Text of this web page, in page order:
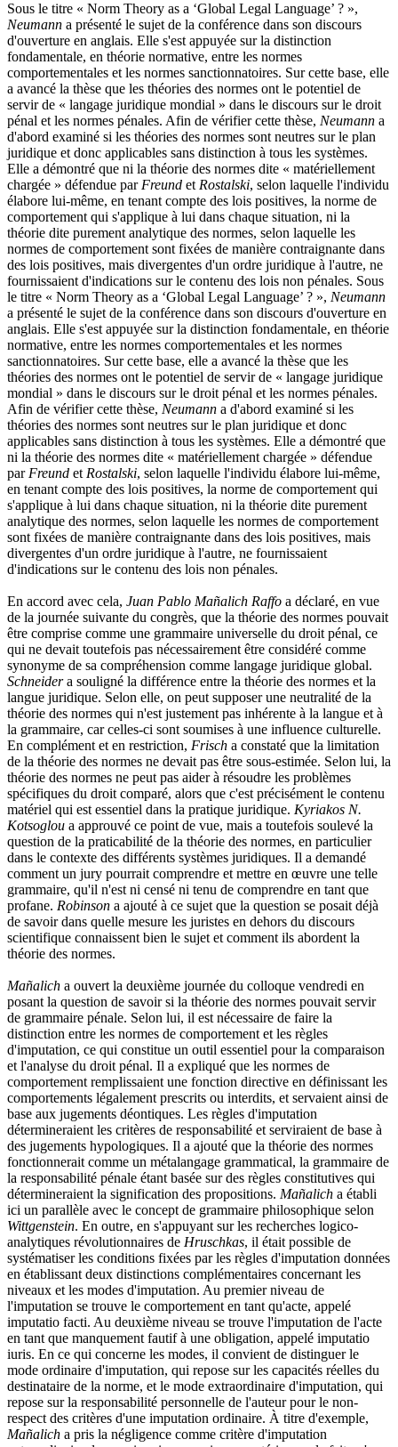
Sous le titre « Norm Theory as a ‘Global Legal Language’ ? »,
Neumann a présenté le sujet de la conférence dans son discours
d'ouverture en anglais. Elle s'est appuyée sur la distinction
fondamentale, en théorie normative, entre les normes
comportementales et les normes sanctionnatoires. Sur cette base, elle
a avancé la thèse que les théories des normes ont le potentiel de
servir de « langage juridique mondial » dans le discours sur le droit
pénal et les normes pénales. Afin de vérifier cette thèse, Neumann a
d'abord examiné si les théories des normes sont neutres sur le plan
juridique et donc applicables sans distinction à tous les systèmes.
Elle a démontré que ni la théorie des normes dite « matériellement
chargée » défendue par Freund et Rostalski, selon laquelle l'individu
élabore lui-même, en tenant compte des lois positives, la norme de
comportement qui s'applique à lui dans chaque situation, ni la
théorie dite purement analytique des normes, selon laquelle les
normes de comportement sont fixées de manière contraignante dans
des lois positives, mais divergentes d'un ordre juridique à l'autre, ne
fournissaient d'indications sur le contenu des lois non pénales. Sous
le titre « Norm Theory as a ‘Global Legal Language’ ? », Neumann
a présenté le sujet de la conférence dans son discours d'ouverture en
anglais. Elle s'est appuyée sur la distinction fondamentale, en théorie
normative, entre les normes comportementales et les normes
sanctionnatoires. Sur cette base, elle a avancé la thèse que les
théories des normes ont le potentiel de servir de « langage juridique
mondial » dans le discours sur le droit pénal et les normes pénales.
Afin de vérifier cette thèse, Neumann a d'abord examiné si les
théories des normes sont neutres sur le plan juridique et donc
applicables sans distinction à tous les systèmes. Elle a démontré que
ni la théorie des normes dite « matériellement chargée » défendue
par Freund et Rostalski, selon laquelle l'individu élabore lui-même,
en tenant compte des lois positives, la norme de comportement qui
s'applique à lui dans chaque situation, ni la théorie dite purement
analytique des normes, selon laquelle les normes de comportement
sont fixées de manière contraignante dans des lois positives, mais
divergentes d'un ordre juridique à l'autre, ne fournissaient
d'indications sur le contenu des lois non pénales.
En accord avec cela, Juan Pablo Mañalich Raffo a déclaré, en vue
de la journée suivante du congrès, que la théorie des normes pouvait
être comprise comme une grammaire universelle du droit pénal, ce
qui ne devait toutefois pas nécessairement être considéré comme
synonyme de sa compréhension comme langage juridique global.
Schneidera souligné la différence entre la théorie des normes et la
langue juridique. Selon elle, on peut supposer une neutralité de la
théorie des normes qui n'est justement pas inhérente à la langue et à
la grammaire, car celles-ci sont soumises à une influence culturelle.
En complément et en restriction, Frisch a constaté que la limitation
de la théorie des normes ne devait pas être sous-estimée. Selon lui, la
théorie des normes ne peut pas aider à résoudre les problèmes
spécifiques du droit comparé, alors que c'est précisément le contenu
matériel qui est essentiel dans la pratique juridique. Kyriakos N.
Kotsoglou a approuvé ce point de vue, mais a toutefois soulevé la
question de la praticabilité de la théorie des normes, en particulier
dans le contexte des différents systèmes juridiques. Il a demandé
comment un jury pourrait comprendre et mettre en œuvre une telle
grammaire, qu'il n'est ni censé ni tenu de comprendre en tant que
profane. Robinson a ajouté à ce sujet que la question se posait déjà
de savoir dans quelle mesure les juristes en dehors du discours
scientifique connaissent bien le sujet et comment ils abordent la
théorie des normes.
Mañalich a ouvert la deuxième journée du colloque vendredi en
posant la question de savoir si la théorie des normes pouvait servir
de grammaire pénale. Selon lui, il est nécessaire de faire la
distinction entre les normes de comportement et les règles
d'imputation, ce qui constitue un outil essentiel pour la comparaison
et l'analyse du droit pénal. Il a expliqué que les normes de
comportement remplissaient une fonction directive en définissant les
comportements légalement prescrits ou interdits, et servaient ainsi de
base aux jugements déontiques. Les règles d'imputation
détermineraient les critères de responsabilité et serviraient de base à
des jugements hypologiques. Il a ajouté que la théorie des normes
fonctionnerait comme un métalangage grammatical, la grammaire de
la responsabilité pénale étant basée sur des règles constitutives qui
détermineraient la signification des propositions. Mañalich a établi
ici un parallèle avec le concept de grammaire philosophique selon
Wittgenstein. En outre, en s'appuyant sur les recherches logico-
analytiques révolutionnaires de Hruschkas, il était possible de
systématiser les conditions fixées par les règles d'imputation données
en établissant deux distinctions complémentaires concernant les
niveaux et les modes d'imputation. Au premier niveau de
l'imputation se trouve le comportement en tant qu'acte, appelé
imputatio facti. Au deuxième niveau se trouve l'imputation de l'acte
en tant que manquement fautif à une obligation, appelé imputatio
iuris. En ce qui concerne les modes, il convient de distinguer le
mode ordinaire d'imputation, qui repose sur les capacités réelles du
destinataire de la norme, et le mode extraordinaire d'imputation, qui
repose sur la responsabilité personnelle de l'auteur pour le non-
respect des critères d'une imputation ordinaire. À titre d'exemple,
Mañalich a pris la négligence comme critère d'imputation